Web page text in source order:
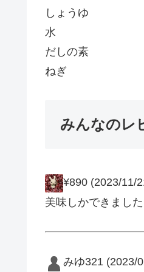
しょうゆ
水
だしの素
ねぎ
みんなのレ
¥890 (2023/11/
美味しかできまし
みゆ321 (2023/